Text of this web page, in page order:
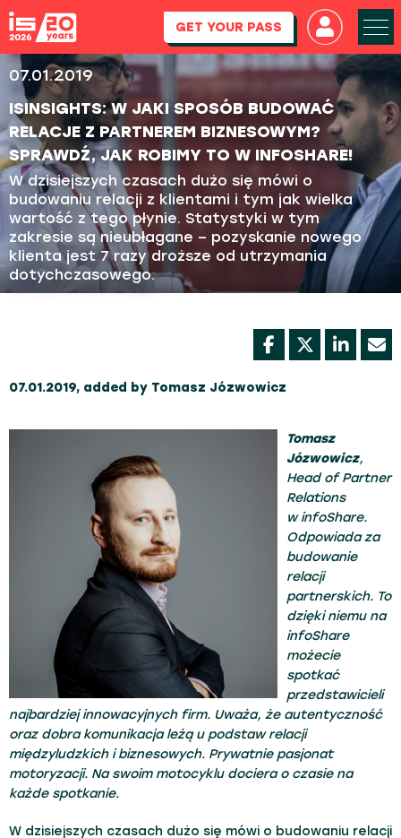
GET YOUR PASS
07.01.2019
ISINSIGHTS: W JAKI SPOSÓB BUDOWAĆ
RELACJE Z PARTNEREM BIZNESOWYM?
SPRAWDŹ, JAK ROBIMY TO W INFOSHARE!
W dzisiejszych czasach dużo się mówi o
budowaniu relacji z klientami i tym jak wielka
wartość z tego płynie. Statystyki w tym
zakresie są nieubłagane – pozyskanie nowego
klienta jest 7 razy droższe od utrzymania
dotychczasowego.
07.01.2019, added by Tomasz Józwowicz
Tomasz
Józwowicz,
Head of Partner
Relations
w infoShare.
Odpowiada za
budowanie
relacji
partnerskich. To
dzięki niemu na
infoShare
możecie
spotkać
przedstawicieli
najbardziej innowacyjnych firm. Uważa, że autentyczność
oraz dobra komunikacja leżą u podstaw relacji
międzyludzkich i biznesowych. Prywatnie pasjonat
motoryzacji. Na swoim motocyklu dociera o czasie na
każde spotkanie.
W dzisiejszych czasach dużo się mówi o budowaniu relacji